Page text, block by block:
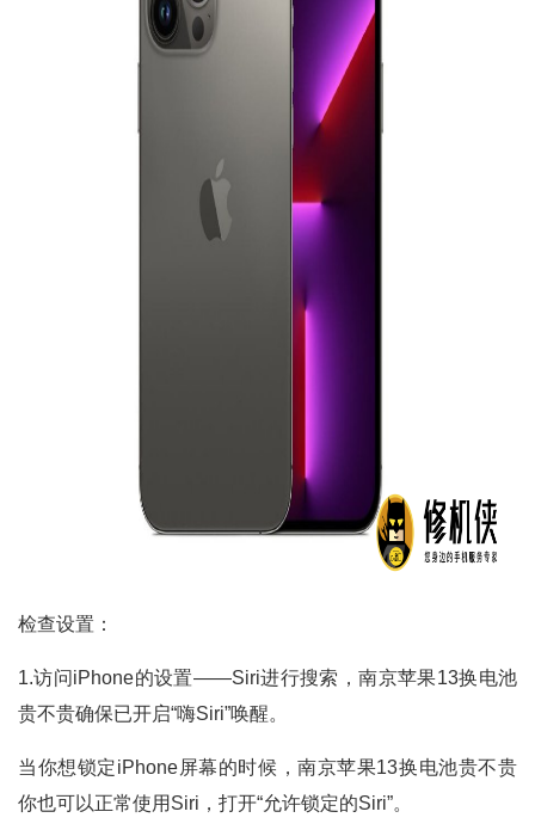
检查设置：
1.访问iPhone的设置——Siri进行搜索，南京苹果13换电池
贵不贵确保已开启“嗨Siri”唤醒。
当你想锁定iPhone屏幕的时候，南京苹果13换电池贵不贵
你也可以正常使用Siri，打开“允许锁定的Siri”。